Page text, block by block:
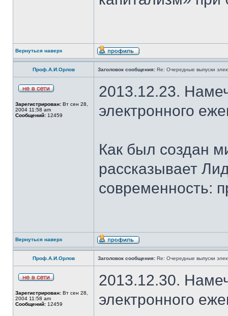
Вернуться наверх
Проф.А.И.Орлов Заголовок сообщения: Re: Очередные выпуски
Зарегистрирован: Вт сен 28,
2004 11:58 am
Сообщений: 12459
2013.12.23.
электронного
Как был создан
рассказывает
современность:
Вернуться наверх
Проф.А.И.Орлов Заголовок сообщения: Re: Очередные выпуски
Зарегистрирован: Вт сен 28,
2004 11:58 am
Сообщений: 12459
2013.12.30.
электронного